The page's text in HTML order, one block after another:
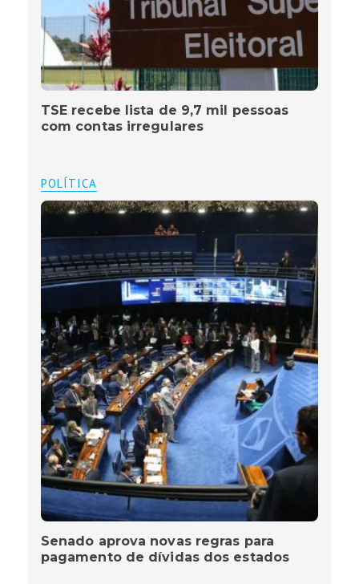
TSE recebe lista de 9,7 mil pessoas
com contas irregulares
POLÍTICA
Senado aprova novas regras para
pagamento de dívidas dos estados